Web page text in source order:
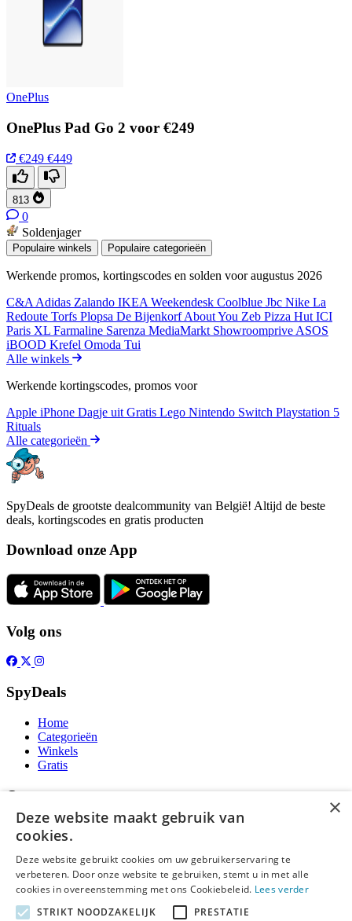
OnePlus
OnePlus Pad Go 2 voor €249
€249 €449
813
0
Soldenjager
Populaire winkels Populaire categorieën
Werkende promos, kortingscodes en solden voor augustus 2026
C&A Adidas Zalando IKEA Weekendesk Coolblue Jbc Nike La
Redoute Torfs Plopsa De BijenkorfAbout You Zeb Pizza Hut ICI
Paris XL Farmaline Sarenza MediaMarkt Showroomprive ASOS
iBOOD Krefel Omoda Tui
Alle winkels
Werkende kortingscodes, promos voor
Apple iPhone Dagje uit Gratis Lego Nintendo Switch Playstation 5
Rituals
Alle categorieën
SpyDeals de grootste dealcommunity van België! Altijd de beste
deals, kortingscodes en gratis producten
Download onze App
Volg ons
SpyDeals
Home
Categorieën
Winkels
Gratis
Over
Over ons
Contact
Publicatieregels
Legal
Privacy
×
Deze website maakt gebruik van
cookies.
Deze website gebruikt cookies om uw gebruikerservaring te
verbeteren. Door onze website te gebruiken, stemt u in met alle
cookies in overeenstemming met ons Cookiebeleid. Lees verder
STRIKT NOODZAKELIJK
PRESTATIE